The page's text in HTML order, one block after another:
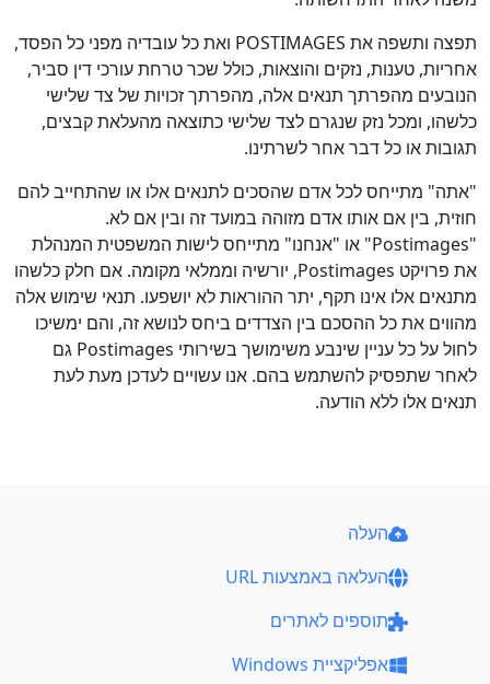
תפצה ותשפה את POSTIMAGES ואת כל עובדיה מפני כל הפסד,
אחריות, טענות, נזקים והוצאות, כולל שכר טרחת עורכי דין סביר,
הנובעים מהפרתך תנאים אלה, מהפרתך זכויות של צד שלישי
כלשהו, ומכל נזק שנגרם לצד שלישי כתוצאה מהעלאת קבצים,
תגובות או כל דבר אחר לשרתינו.
"אתה" מתייחס לכל אדם שהסכים לתנאים אלו או שהתחייב להם
חוזית, בין אם אותו אדם מזוהה במועד זה ובין אם לא.
"Postimages" או "אנחנו" מתייחס לישות המשפטית המנהלת
את פרויקט Postimages, יורשיה וממלאי מקומה. אם חלק כלשהו
מתנאים אלו אינו תקף, יתר ההוראות לא יושפעו. תנאי שימוש אלה
מהווים את כל ההסכם בין הצדדים ביחס לנושא זה, והם ימשיכו
לחול על כל עניין שינבע משימושך בשירותי Postimages גם
לאחר שתפסיק להשתמש בהם. אנו עשויים לעדכן מעת לעת
תנאים אלו ללא הודעה.
העלה
העלאה באמצעות URL
תוספים לאתרים
אפליקציית Windows